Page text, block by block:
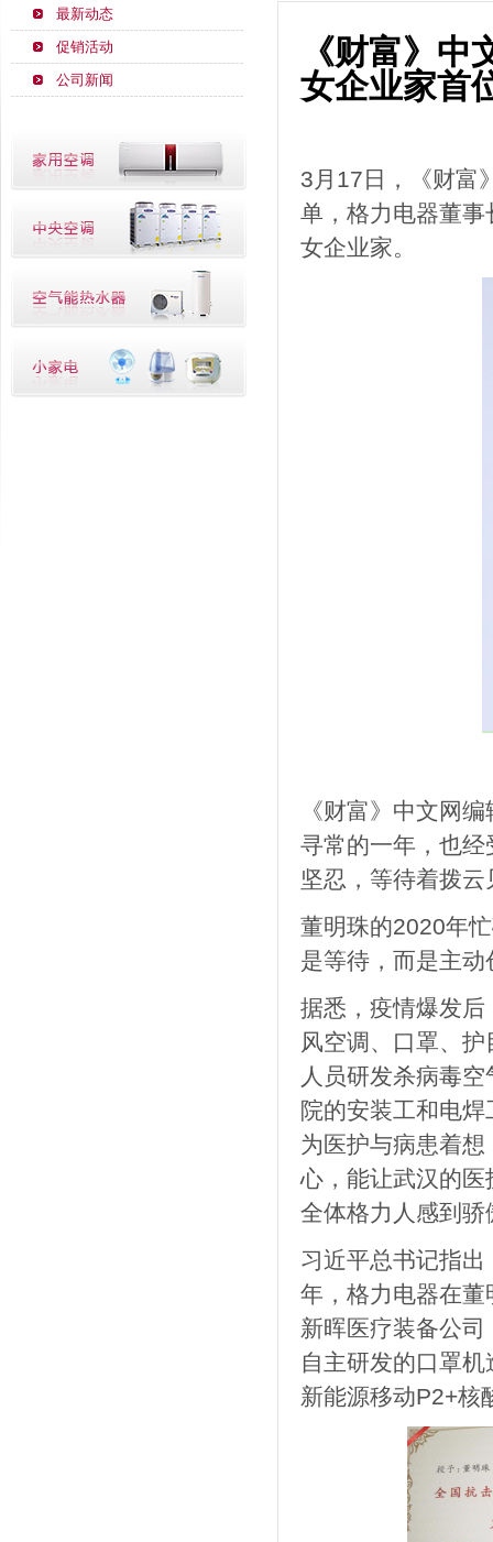
最新动态
促销活动
公司新闻
《财富》
女企业家首
3月17日，《财富
单，格力电器董
女企业家。
《财富》中文网
寻常的一年，也
坚忍，等待着拨
董明珠的2020年
是等待，而是主动
据悉，疫情爆发
风空调、口罩、
人员研发杀病毒
院的安装工和电
为医护与病患着
心，能让武汉的
全体格力人感到骄
习近平总书记指
年，格力电器在
新晖医疗装备公
自主研发的口罩
新能源移动P2+核